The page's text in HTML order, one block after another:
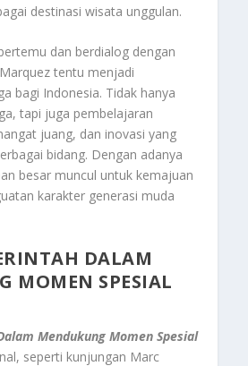
destinasi wisata unggulan.
dan berdialog dengan
tentu menjadi
bagi Indonesia. Tidak hanya
tapi juga pembelajaran
juang, dan inovasi yang
bidang. Dengan adanya
besar muncul untuk kemajuan
karakter generasi muda
DALAM
MOMEN SPESIAL
Mendukung Momen Spesial
seperti kunjungan Marc